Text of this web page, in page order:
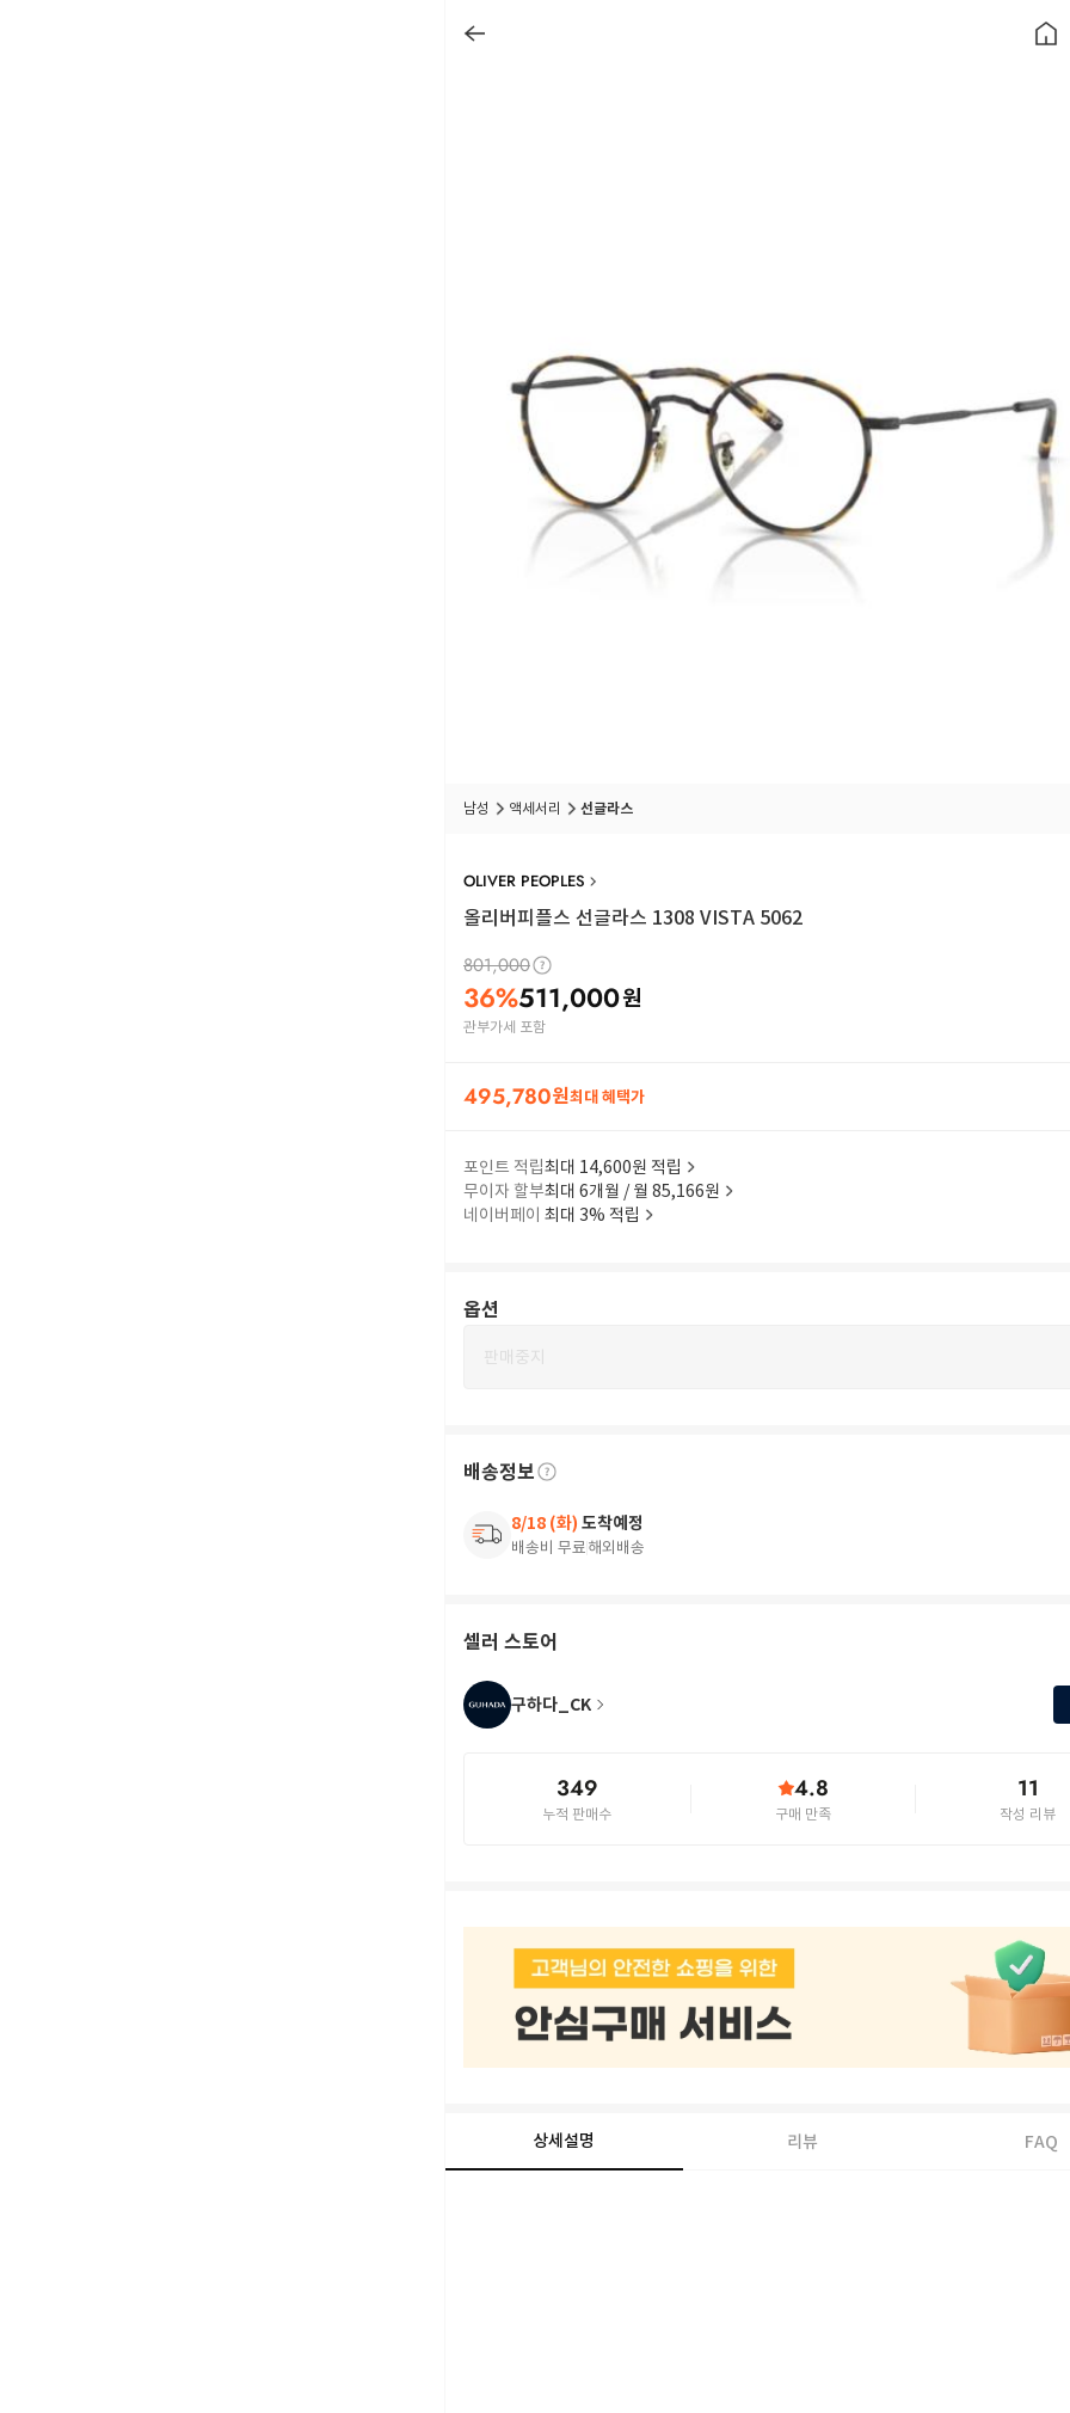
남성 액세서리 선글라스
OLIVER PEOPLES
올리버피플스 선글라스 1308 VISTA 5062
801,000
36%511,000원
관부가세 포함
495,780원최대 혜택가
포인트 적립최대 14,600원 적립
무이자 할부최대 6개월 / 월 85,166원
네이버페이 최대 3% 적립
옵션
판매중지
배송정보
8/18 (화) 도착예정
배송비 무료해외배송
셀러 스토어
구하다_CK
349
누적 판매수
4.8
구매 만족
11
작성 리뷰
상세설명 리뷰 FAQ